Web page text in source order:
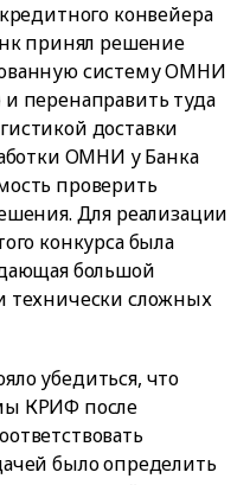
конвейера
принял решение
систему ОМНИ
перенаправить туда
доставки
ОМНИ у Банка
проверить
Для реализации
конкурса была
большой
технически сложных
убедиться, что
КРИФ после
было определить